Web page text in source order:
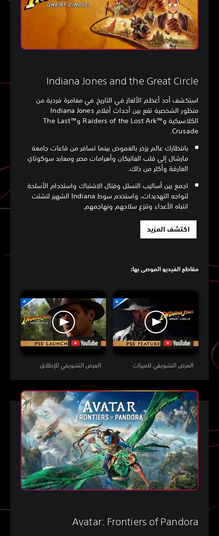
Indiana Jones and the Great Circle
استكشف أحد أعظم الألغاز في التاريخ في مغامرة فردية من
منظور الشخصية تقع بين أحداث أفلام Indiana Jones
الكلاسيكية و‏™‏Raiders of the Lost Ark‏ و™The Last
Crusade.
بانتظارك عالم يزخر بالغموض بينما تسافر من قاعات جامعة
مارشال إلى قلب الفاتيكان وأهرامات مصر ومعابد سوكوتاي
الغارقة وأكثر من ذلك.
اجمع بين أساليب التسلل وقتال الاشتباك واستخدام الأسلحة
لتواجه التهديدات، واستخدم سوط Indiana الشهير لتشتت
انتباه الأعداء وتنزع سلاحهم وتهاجمهم.
اكتشف المزيد
مقاطع الفيديو الموصى بها:
العرض التشويقي للإطلاق العرض التشويقي للميزات
Avatar: Frontiers of Pandora